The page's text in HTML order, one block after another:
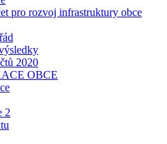
pro rozvoj infrastruktury obce
2020
OBCE
2